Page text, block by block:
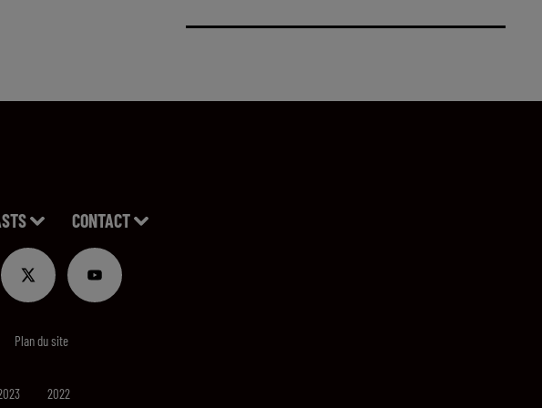
CONTACT
Plan du site
2022